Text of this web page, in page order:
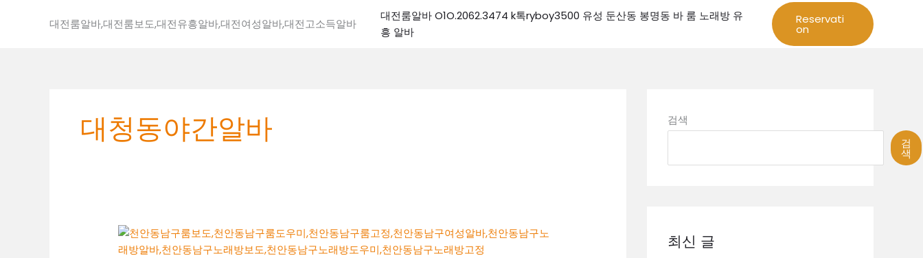
대전룸알바,대전룸보도,대전유흥알바,대전여성알바,대전고소득알바
대전룸알바 O1O.2062.3474 k톡ryboy3500 유성 둔산동 봉명동 바 룸 노래방 유
흥 알바
Reservati
on
대청동야간알바
대
전
검색
검
색
최신 글